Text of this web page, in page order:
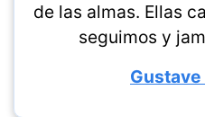
de las almas. Ellas
seguimos y